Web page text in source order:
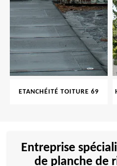
ETANCHÉITÉ TOITURE 69
Entreprise
de planche de